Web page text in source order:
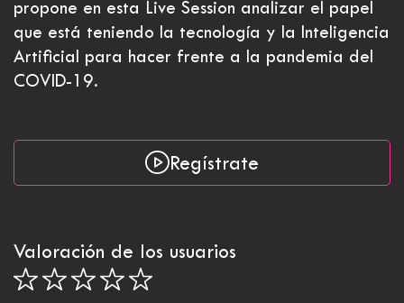
propone en esta Live Session analizar el papel
que está teniendo la tecnología y la Inteligencia
Artificial para hacer frente a la pandemia del
COVID-19.
Regístrate
Valoración de los usuarios